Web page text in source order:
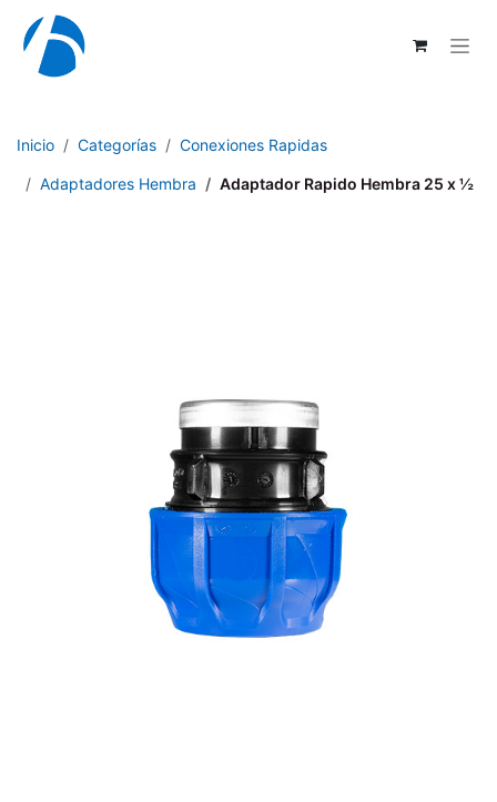
Ir al contenido
Inicio Categorías Conexiones Rapidas
Adaptadores Hembra Adaptador Rapido Hembra 25 x ½